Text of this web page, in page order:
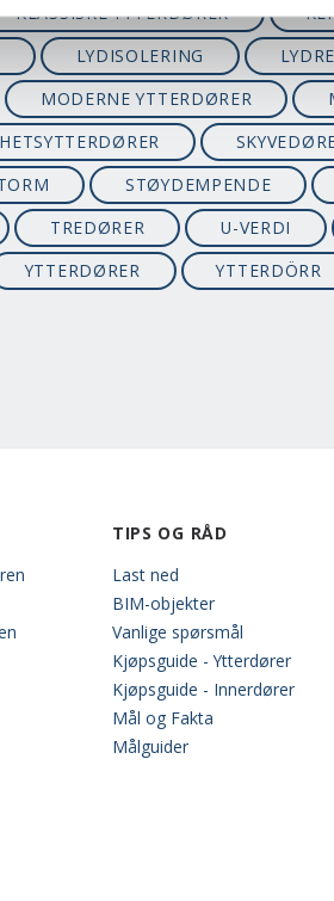
KLASSISKE YTTERDØRER
LYDISOLERING
MODERNE YTTERDØRER
STØYDEMPENDE
TREDØRER U-VERDI
YTTERDØRER YTTERDÖRR
TIPS OG RÅD
Last ned
BIM-objekter
Vanlige spørsmål
Kjøpsguide - Ytterdører
Kjøpsguide - Innerdører
Mål og Fakta
Målguider